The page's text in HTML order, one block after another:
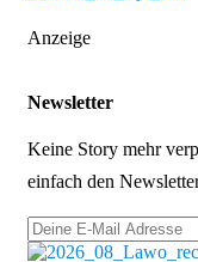
Anzeige
Newsletter
Keine Story mehr
einfach den